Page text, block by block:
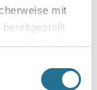
mit
der Dienste